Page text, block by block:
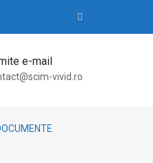
e-mail
vivid.ro